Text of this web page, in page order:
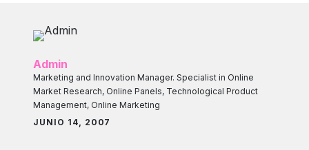
Admin
Marketing and Innovation Manager. Specialist in Online
Market Research, Online Panels, Technological Product
Management, Online Marketing
JUNIO 14, 2007